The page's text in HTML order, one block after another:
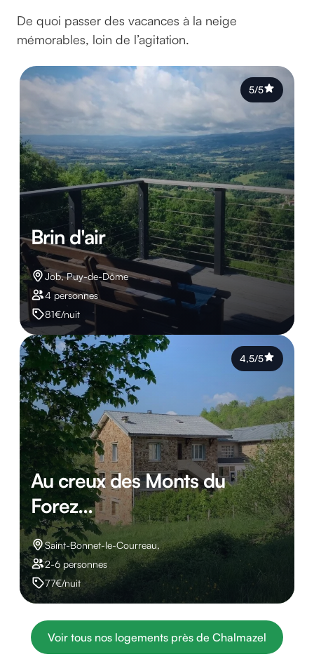
De quoi passer des vacances à la neige
mémorables, loin de l’agitation.
Brin d'air
Job, Puy-de-Dôme
4 personnes
81€/nuit
5/5
Au creux des Monts du
Forez...
Saint-Bonnet-le-Courreau,
2-6 personnes
77€/nuit
4,5/5
Voir tous nos logements près de Chalmazel